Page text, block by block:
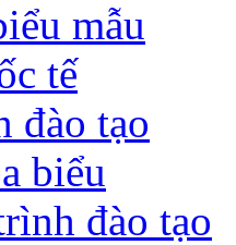
mẫu
tế
đào tạo
biểu
đào tạo